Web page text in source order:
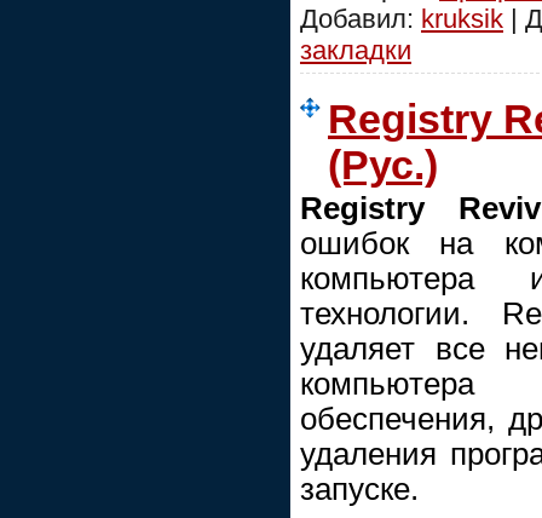
Добавил: kruksik |
закладки
Registry
(Рус.)
Registry
ошибок на
компьютера
технологии.
удаляет все
компьютера
обеспечения,
удаления
запуске.